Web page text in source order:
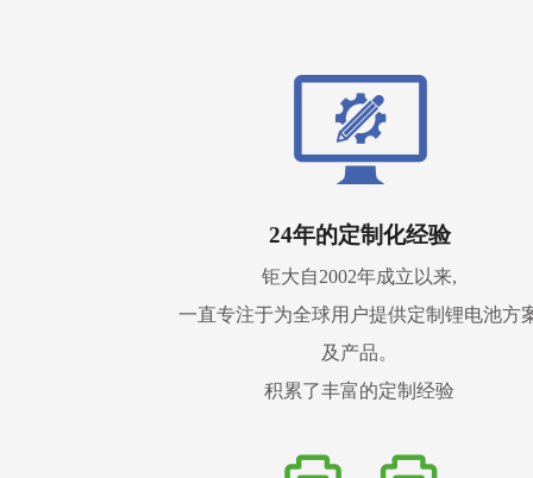
24年的定制化经验
钜大自2002年成立以来,
一直专注于为全球用户提供定制锂电池方
及产品。
积累了丰富的定制经验